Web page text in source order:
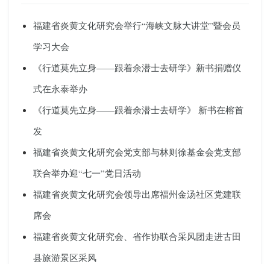
福建省炎黄文化研究会举行“海峡文脉大讲堂”暨会员
学习大会
《行道莫先立身——跟着余潜士去研学》新书捐赠仪
式在永泰举办
《行道莫先立身——跟着余潜士去研学》 新书在榕首
发
福建省炎黄文化研究会党支部与林则徐基金会党支部
联合举办迎“七一”党日活动
福建省炎黄文化研究会领导出席福州金汤社区党建联
席会
福建省炎黄文化研究会、省作协联合采风团走进古田
县旅游景区采风